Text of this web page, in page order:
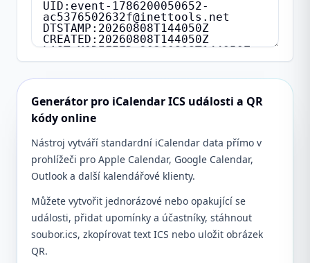
Generátor pro iCalendar ICS události a QR
kódy online
Nástroj vytváří standardní iCalendar data přímo v
prohlížeči pro Apple Calendar, Google Calendar,
Outlook a další kalendářové klienty.
Můžete vytvořit jednorázové nebo opakující se
události, přidat upomínky a účastníky, stáhnout
soubor.ics, zkopírovat text ICS nebo uložit obrázek
QR.